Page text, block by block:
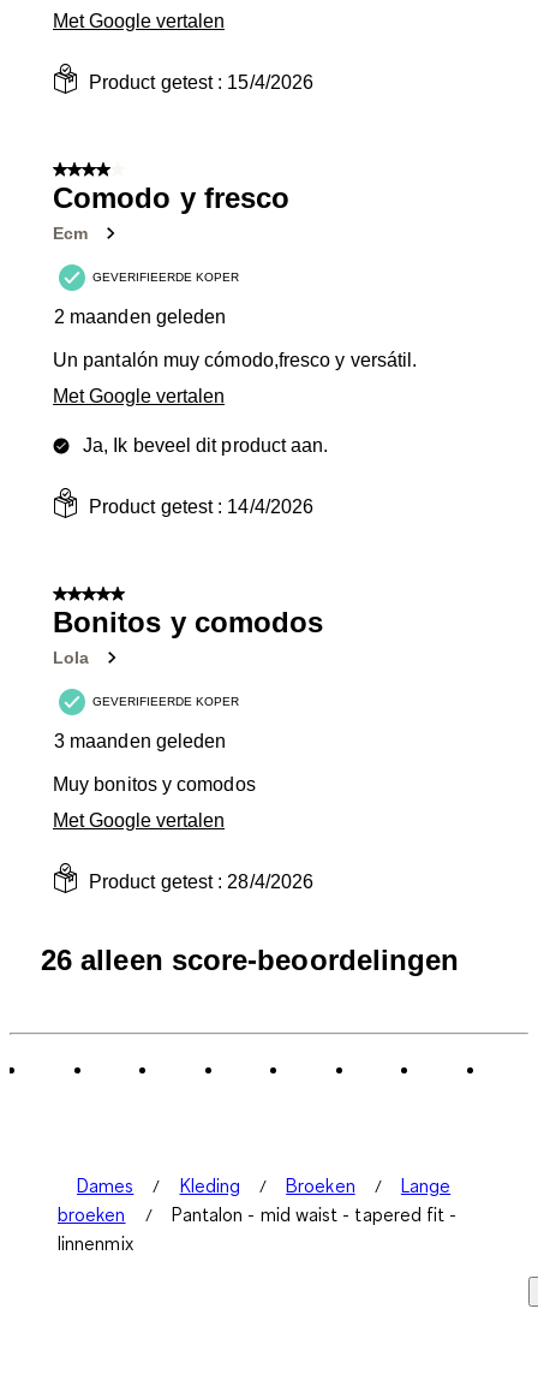
Met Google vertalen
Product getest : 15/4/2026
4 van 5 sterren.
Comodo y fresco
Ecm
GEVERIFIEERDE KOPER
2 maanden geleden
Un pantalón muy cómodo,fresco y versátil.
Met Google vertalen
Ja, Ik beveel dit product aan.
Product getest : 14/4/2026
5 van 5 sterren.
Bonitos y comodos
Lola
GEVERIFIEERDE KOPER
3 maanden geleden
Muy bonitos y comodos
Met Google vertalen
Product getest :28/4/2026
26 alleen score-beoordelingen
Dames Kleding Broeken
Lange
broeken
Pantalon - mid waist - tapered fit -
linnenmix